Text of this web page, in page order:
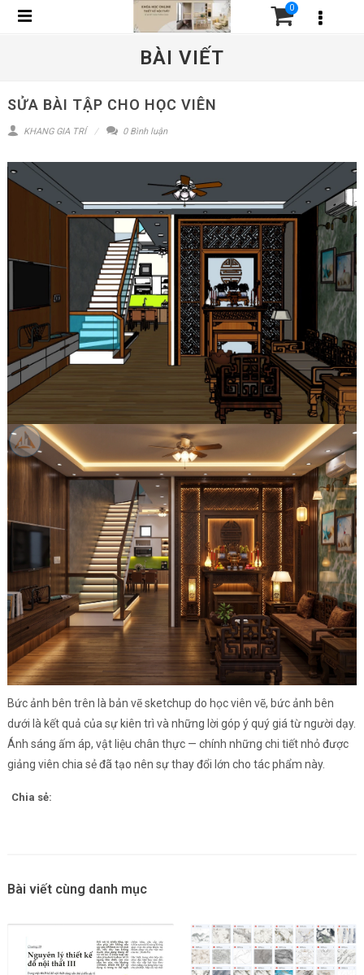
0
BÀI VIẾT
SỬA BÀI TẬP CHO HỌC VIÊN
KHANG GIA TRÍ 0 Bình luận
Bức ảnh bên trên là bản vẽ sketchup do học viên vẽ, bức ảnh bên
dưới là kết quả của sự kiên trì và những lời góp ý quý giá từ người dạy.
Ánh sáng ấm áp, vật liệu chân thực — chính những chi tiết nhỏ được
giảng viên chia sẻ đã tạo nên sự thay đổi lớn cho tác phẩm này.
Chia sẻ:
Bài viết cùng danh mục